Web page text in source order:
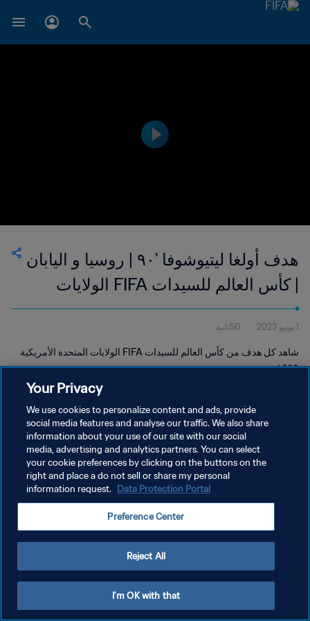
هدف أولغا ليتيوشوفا '٩٠ | روسيا و اليابان
| كأس العالم للسيدات FIFA الولايات
المتحدة الأمريكية ١٩٩٩
1 يونيو 2023 50ثانية
شاهد كل هدف من كأس العالم للسيدات FIFA الولايات المتحدة الأمريكية
١٩٩٩.
سياسة الخصوصية
إدارة تفضيلات ملفات تعريف الارتباط
Your Privacy
We use cookies to personalize content and ads, provide
social media features and analyse our traffic. We also share
information about your use of our site with our social
media, advertising and analytics partners. You can select
your cookie preferences by clicking on the buttons on the
right and place a do not sell or share my personal
information request. Data Protection Portal
Preference Center
Reject All
I'm OK with that